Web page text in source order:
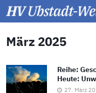
März 2025
Reihe:
Heute:
27. März